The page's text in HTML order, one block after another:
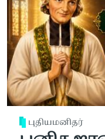
புதியமனிதர்